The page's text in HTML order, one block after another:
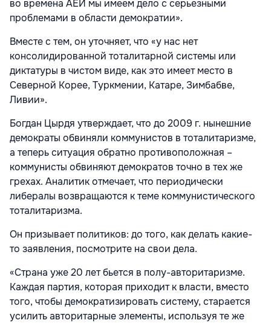
во времена АЕИ мы имеем дело с серьезными
проблемами в области демократии».
Вместе с тем, он уточняет, что «у нас нет
консолидированной тоталитарной системы или
диктатуры в чистом виде, как это имеет место в
Северной Корее, Туркмении, Катаре, Зимбабве,
Ливии».
Богдан Цырдя утверждает, что до 2009 г. нынешние
демократы обвиняли коммунистов в тоталитаризме,
а теперь ситуация обратно противоположная –
коммунисты обвиняют демократов точно в тех же
грехах. Аналитик отмечает, что периодически
либералы возвращаются к теме коммунистического
тоталитаризма.
Он призывает политиков: до того, как делать какие-
то заявления, посмотрите на свои дела.
«Страна уже 20 лет бьется в полу-авторитаризме.
Каждая партия, которая приходит к власти, вместо
того, чтобы демократизировать систему, старается
усилить авторитарные элементы, используя те же